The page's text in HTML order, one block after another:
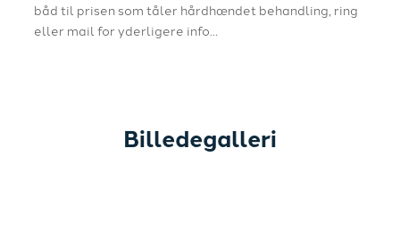
båd til prisen som tåler hårdhændet behandling, ring
eller mail for yderligere info…
Billedegalleri